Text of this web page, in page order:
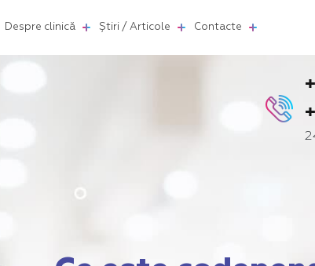
Despre clinică Știri / Articole Contacte